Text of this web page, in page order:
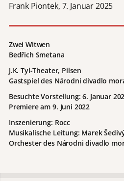
Frank Piontek, 7. Januar 2025
Zwei Witwen
Bedřich Smetana
J.K. Tyl-Theater, Pilsen
Gastspiel des Národni divadlo
Besuchte Vorstellung: 6. Januar
Premiere am 9. Juni 2022
Inszenierung: Rocc
Musikalische Leitung: Marek
Orchester des Národni divadlo